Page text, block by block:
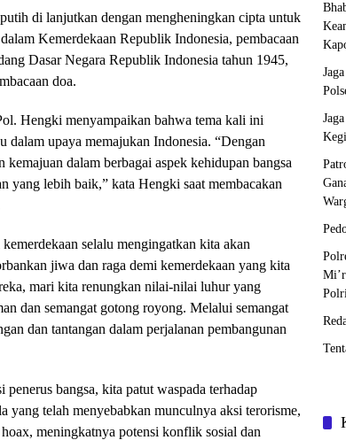
di lanjutkan dengan mengheningkan cipta untuk
Kemerdekaan Republik Indonesia, pembacaan
Dasar Negara Republik Indonesia tahun 1945,
doa.
Hengki menyampaikan bahwa tema kali ini
dalam upaya memajukan Indonesia. “Dengan
dalam berbagai aspek kehidupan bangsa
yang lebih baik,” kata Hengki saat membacakan
selalu mengingatkan kita akan
jiwa dan raga demi kemerdekaan yang kita
mari kita renungkan nilai-nilai luhur yang
dan semangat gotong royong. Melalui semangat
dan tantangan dalam perjalanan pembangunan
bangsa, kita patut waspada terhadap
yang telah menyebabkan munculnya aksi terorisme,
meningkatnya potensi konflik sosial dan